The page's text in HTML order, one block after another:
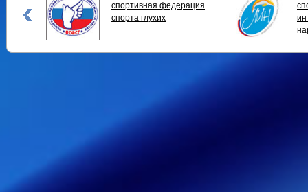
спортивная федерация
спорта глухих